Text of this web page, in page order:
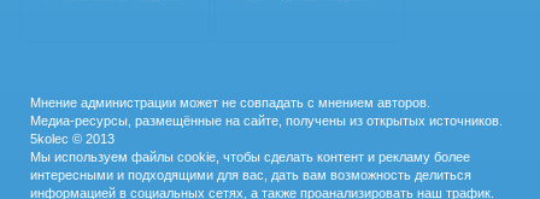
Мнение администрации может не совпадать с мнением авторов.
Медиа-ресурсы, размещённые на сайте, получены из открытых источников.
5kolec © 2013
Мы используем файлы cookie, чтобы сделать контент и рекламу более
интересными и подходящими для вас, дать вам возможность делиться
информацией в социальных сетях, а также проанализировать наш трафик.